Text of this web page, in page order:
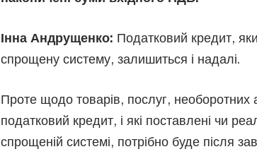
Інна Андрущенко: Податковий кредит,
спрощену систему, залишиться і надалі.
Проте щодо товарів, послуг, необоротних
податковий кредит, і які поставлені чи
спрощеній системі, потрібно буде після